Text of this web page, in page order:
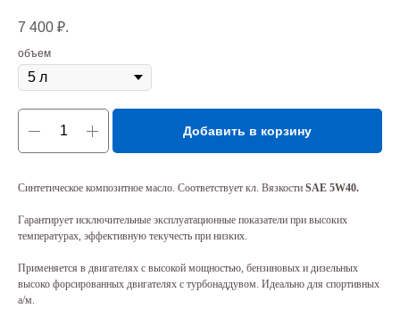
7 400 ₽.
объем
Добавить в корзину
Синтетическое композитное масло. Соответствует кл. Вязкости SAE 5W40.
Гарантирует исключительные эксплуатационные показатели при высоких
температурах, эффективную текучесть при низких.
Применяется в двигателях с высокой мощностью, бензиновых и дизельных
высоко форсированных двигателях с турбонаддувом. Идеально для спортивных
а/м.